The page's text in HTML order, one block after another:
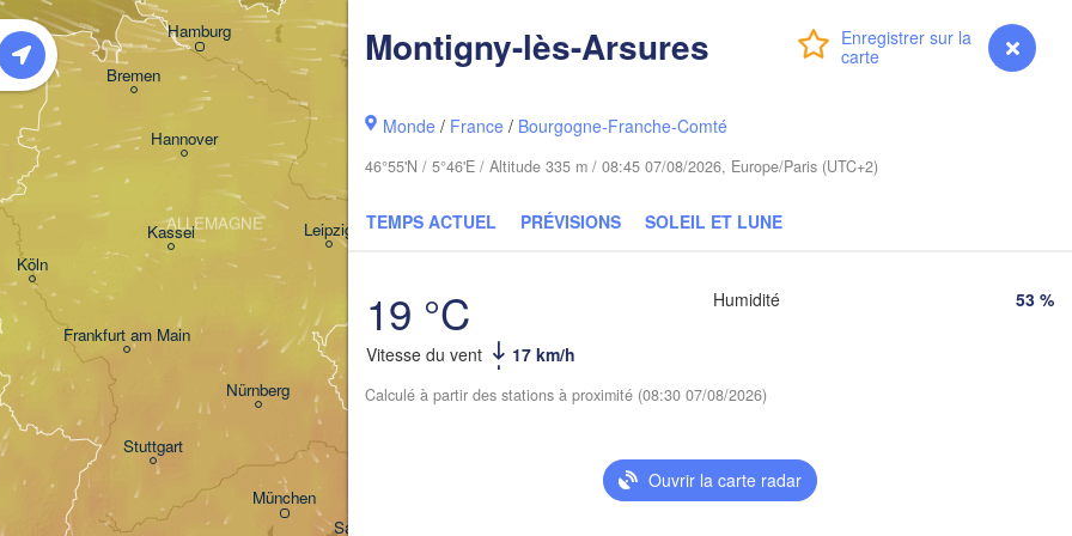
Connexion Premium myVentusky Prévisions
Montigny-lès-Arsures
Monde / France / Bourgogne-Franche-Comté
46°55'N / 5°46'E / Altitude 335 m / 08:45 07/08/2026, Europe/Paris (UTC+2)
TEMPS ACTUEL PRÉVISIONS SOLEIL ET LUNE
19 °C
Vitesse du vent 17 km/h
Humidité 53 %
Calculé à partir des stations à proximité (08:30 07/08/2026)
Ouvrir la carte radar
Hamburg
Köln
Frankfurt am Main
Bremen
Hannover
Nürnberg
Kassel
ALLEMAGNE
Stuttgart
Berlin
Praha
Leipzig
Poznań
Zielona Góra
Szczecin
Brno
TCHÉQUIE
München
Salzburg
SLOVAQUIE